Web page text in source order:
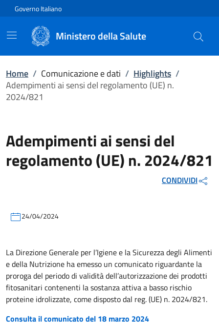
Vai direttamente al contenuto
Governo Italiano
Ministero della Salute
Home / Comunicazione e dati / Highlights /
Adempimenti ai sensi del regolamento (UE) n.
2024/821
Adempimenti ai sensi del
regolamento (UE) n. 2024/821
CONDIVIDI
24/04/2024
La Direzione Generale per l’Igiene e la Sicurezza degli Alimenti
e della Nutrizione ha emesso un comunicato riguardante la
proroga del periodo di validità dell’autorizzazione dei prodotti
fitosanitari contenenti la sostanza attiva a basso rischio
proteine idrolizzate, come disposto dal reg. (UE) n. 2024/821.
Consulta il comunicato del 18 marzo 2024